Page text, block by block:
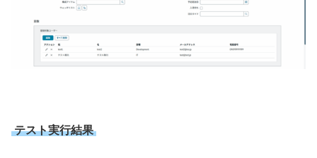
テスト実行結果